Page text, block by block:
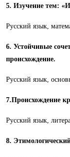
5. Изучение тем:
Русский язык,
6. Устойчивые
происхождение.
Русский язык,
7.Происхождение
Русский язык,
8.